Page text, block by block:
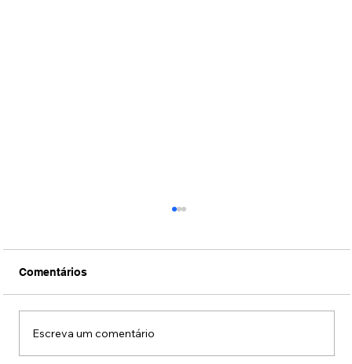
Comentários
Escreva um comentário